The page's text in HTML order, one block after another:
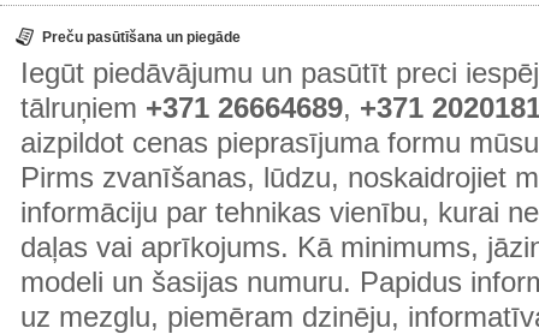
Preču pasūtīšana un piegāde
Iegūt piedāvājumu un pasūtīt preci
tālruņiem +371 26664689, +371
aizpildot cenas pieprasījuma formu
Pirms zvanīšanas, lūdzu, noskaidrojiet
informāciju par tehnikas vienību, kurai
daļas vai aprīkojums. Kā minimums,
modeli un šasijas numuru. Papidus
uz mezglu, piemēram dzinēju,